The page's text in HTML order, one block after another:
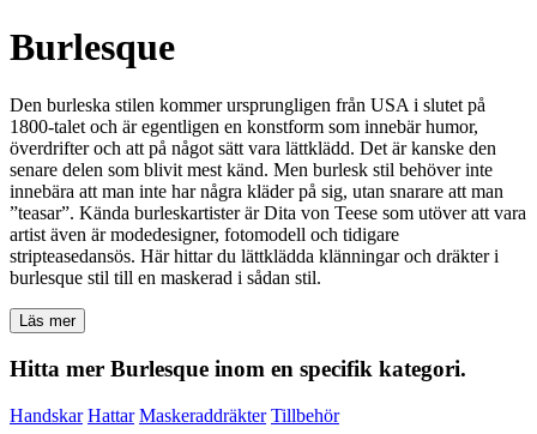
Burlesque
Den burleska stilen kommer ursprungligen från USA i slutet på
1800-talet och är egentligen en konstform som innebär humor,
överdrifter och att på något sätt vara lättklädd. Det är kanske den
senare delen som blivit mest känd. Men burlesk stil behöver inte
innebära att man inte har några kläder på sig, utan snarare att man
”teasar”. Kända burleskartister är Dita von Teese som utöver att vara
artist även är modedesigner, fotomodell och tidigare
stripteasedansös. Här hittar du lättklädda klänningar och dräkter i
burlesque stil till en maskerad i sådan stil.
Läs mer
Hitta mer Burlesque inom en specifik kategori.
Handskar Hattar Maskeraddräkter Tillbehör